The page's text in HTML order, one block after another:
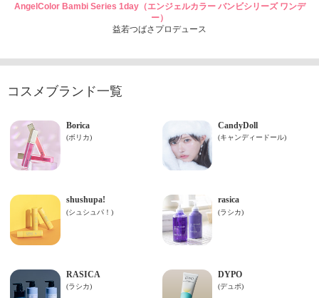
AngelColor Bambi Series 1day（エンジェルカラー バンビシリーズ ワンデ
ー）
益若つばさプロデュース
コスメブランド一覧